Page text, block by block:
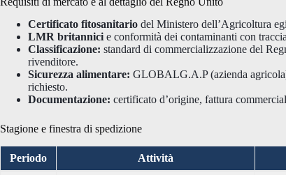
Certificato fitosanitario del Ministero dell’Agricoltura
LMR britannicie conformità dei contaminanti con
Classificazione: standard di commercializzazione del
rivenditore.
Sicurezza alimentare: GLOBALG.A.P (azienda
richiesto.
Documentazione: certificato d’origine, fattura
Stagione e finestra di spedizione
Periodo Attività